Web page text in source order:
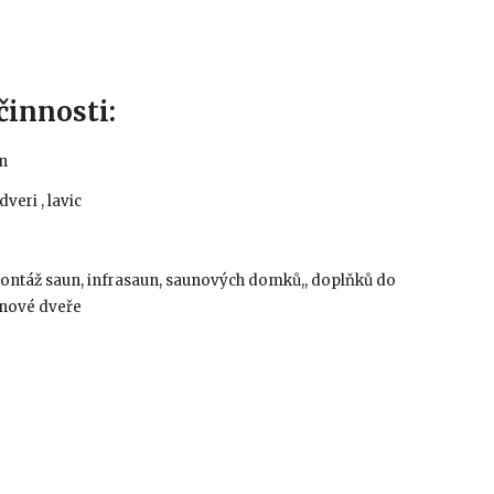
, lavic
saun, infrasaun, saunových domků,, doplňků do
dveře